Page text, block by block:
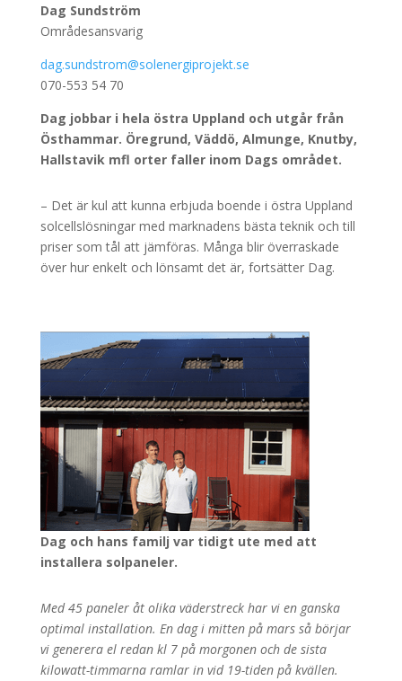
Dag Sundström
Områdesansvarig
dag.sundstrom@solenergiprojekt.se
070-553 54 70
Dag jobbar i hela östra Uppland och utgår från
Östhammar. Öregrund, Väddö, Almunge, Knutby,
Hallstavik mfl orter faller inom Dags området.
– Det är kul att kunna erbjuda boende i östra Uppland
solcellslösningar med marknadens bästa teknik och till
priser som tål att jämföras. Många blir överraskade
över hur enkelt och lönsamt det är, fortsätter Dag.
Dag och hans familj var tidigt ute med att
installera solpaneler.
Med 45 paneler åt olika väderstreck har vi en ganska
optimal installation. En dag i mitten på mars så börjar
vi generera el redan kl 7 på morgonen och de sista
kilowatt-timmarna ramlar in vid 19-tiden på kvällen.